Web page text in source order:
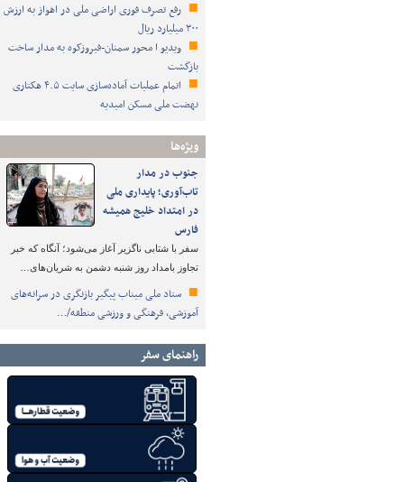
رفع تصرف فوری اراضی ملی در اهواز به ارزش
۳۰۰ میلیارد ریال
ویدیو ا محور سمنان-فیروزکوه به مدار ساخت
بازگشت
اتمام عملیات آماده‌سازی سایت ۴.۵ هکتاری
نهضت ملی مسکن امیدیه
ویژه‌ها
جنوب در مدار
تاب‌آوری؛ پایداری ملی
در امتداد خلیج همیشه
فارس
سفر با شتابی ناگزیر آغاز می‌شود؛ آنگاه که خبر
تجاوز بامداد روز شنبه دشمن به شریان‌های…
ستاد ملی میناب پیگیر بازنگری در سرانه‌های
آموزشی، فرهنگی و ورزشی منطقه/…
راهنمای سفر